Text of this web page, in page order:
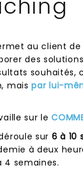
au client
des
souhaités,
mais par lui-
sur le
sur 6 à 10
à deux
4 semaines.